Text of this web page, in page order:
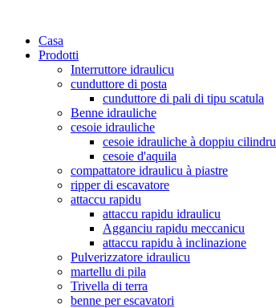
Casa
Prodotti
Interruttore idraulicu
cunduttore di posta
cunduttore di pali di tipu scatula
Benne idrauliche
cesoie idrauliche
cesoie idrauliche à doppiu cilindru
cesoie d'aquila
compattatore idraulicu à piastre
ripper di escavatore
attaccu rapidu
attaccu rapidu idraulicu
Agganciu rapidu meccanicu
attaccu rapidu à inclinazione
Pulverizzatore idraulicu
martellu di pila
Trivella di terra
benne per escavatori